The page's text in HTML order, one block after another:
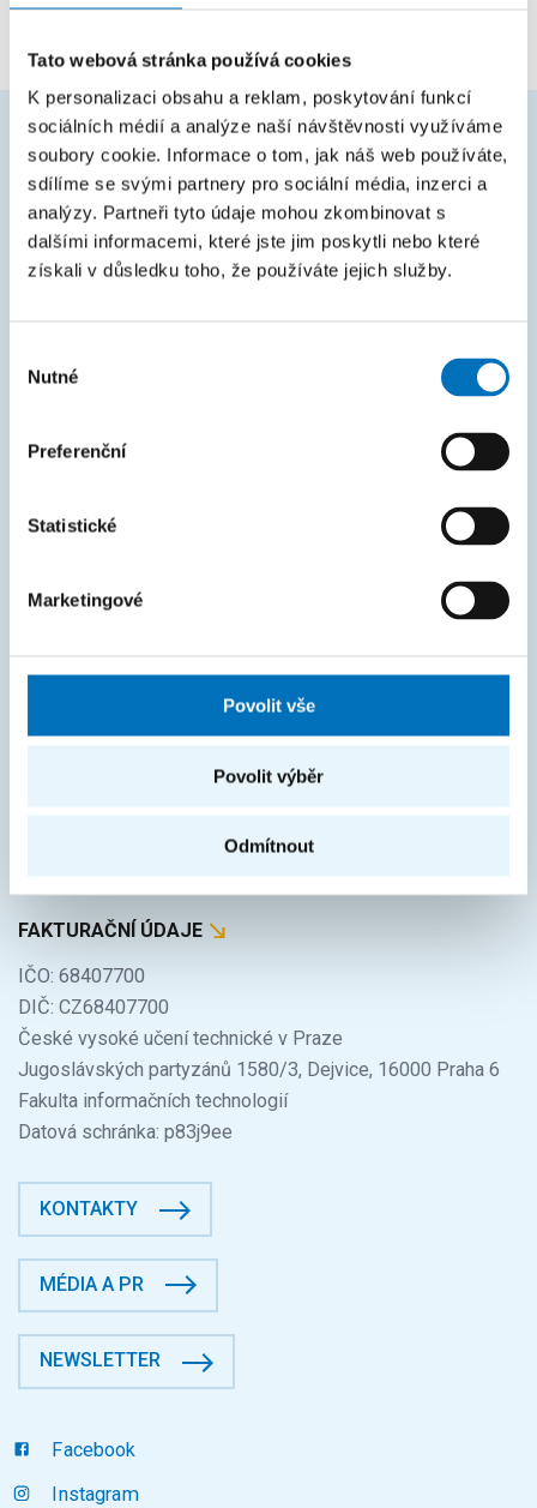
Tato webová stránka používá cookies
K personalizaci obsahu a reklam, poskytování funkcí
sociálních médií a analýze naší návštěvnosti využíváme
soubory cookie. Informace o tom, jak náš web používáte,
sdílíme se svými partnery pro sociální média, inzerci a
analýzy. Partneři tyto údaje mohou zkombinovat s
dalšími informacemi, které jste jim poskytli nebo které
získali v důsledku toho, že používáte jejich služby.
souhlasu
Nutné
Preferenční
Statistické
Marketingové
Povolit vše
Povolit výběr
Odmítnout
ČASTO HLEDÁTE
Harmonogram akademického roku
Studijní oddělení
Úvod
Věda a výzkum
FAKTURAČNÍ ÚDAJE
IČO: 68407700
DIČ: CZ68407700
České vysoké učení technické v Praze
Jugoslávských partyzánů 1580/3, Dejvice, 16000 Praha 6
Fakulta informačních technologií
Datová schránka: p83j9ee
KONTAKTY
MÉDIA A PR
NEWSLETTER
Facebook
Instagram